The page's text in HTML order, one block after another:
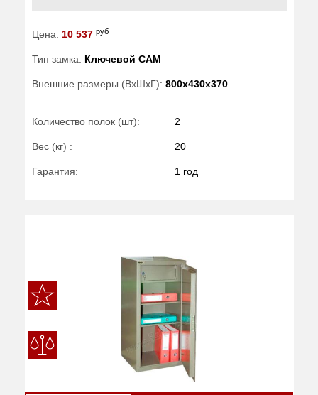
Цена: 10 537 руб
Тип замка: Ключевой САМ
Внешние размеры (ВхШхГ): 800x430x370
Количество полок (шт): 2
Вес (кг) : 20
Гарантия: 1 год